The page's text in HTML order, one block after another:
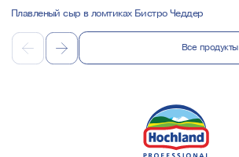
Плавленый сыр в ломтиках Бистро Чеддер
Все продукты